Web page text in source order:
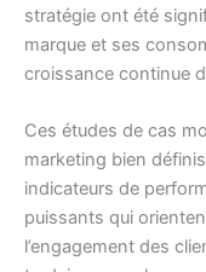
stratégie ont été
marque et ses
croissance continue
Ces études de cas
marketing bien
indicateurs de
puissants qui
l’engagement des